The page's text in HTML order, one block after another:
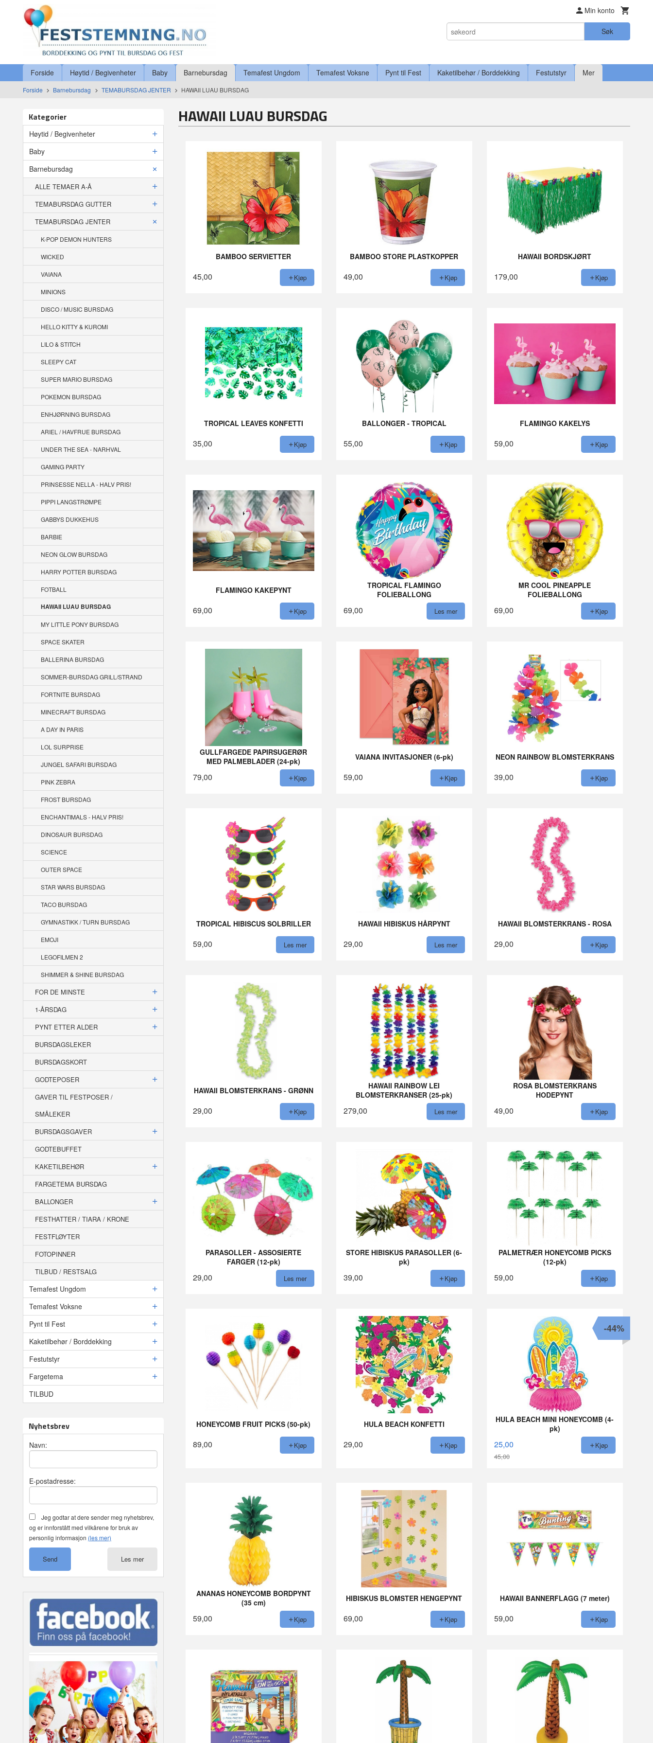
innholdet
Min konto
Søk
Produkter
Forside Høytid / Begivenheter Baby Barnebursdag Temafest Ungdom Temafest Voksne Pynt til Fest Kaketilbehør / Borddekking Festutstyr Mer
Forside Barnebursdag TEMABURSDAG JENTER HAWAII LUAU BURSDAG
Kategorier
Høytid / Begivenheter
Baby
Barnebursdag
ALLE TEMAER A-Å
TEMABURSDAG GUTTER
TEMABURSDAG JENTER
K-POP DEMON HUNTERS
WICKED
VAIANA
MINIONS
DISCO / MUSIC BURSDAG
HELLO KITTY & KUROMI
LILO & STITCH
SLEEPY CAT
SUPER MARIO BURSDAG
POKEMON BURSDAG
ENHJØRNING BURSDAG
ARIEL / HAVFRUE BURSDAG
UNDER THE SEA - NARHVAL
GAMING PARTY
PRINSESSE NELLA - HALV PRIS!
PIPPI LANGSTRØMPE
GABBYS DUKKEHUS
BARBIE
NEON GLOW BURSDAG
HARRY POTTER BURSDAG
FOTBALL
HAWAII LUAU BURSDAG
MY LITTLE PONY BURSDAG
SPACE SKATER
BALLERINA BURSDAG
SOMMER-BURSDAG GRILL/STRAND
FORTNITE BURSDAG
MINECRAFT BURSDAG
A DAY IN PARIS
LOL SURPRISE
JUNGEL SAFARI BURSDAG
PINK ZEBRA
FROST BURSDAG
ENCHANTIMALS - HALV PRIS!
DINOSAUR BURSDAG
SCIENCE
OUTER SPACE
STAR WARS BURSDAG
TACO BURSDAG
GYMNASTIKK / TURN BURSDAG
EMOJI
LEGOFILMEN 2
SHIMMER & SHINE BURSDAG
FOR DE MINSTE
1-ÅRSDAG
PYNT ETTER ALDER
BURSDAGSLEKER
BURSDAGSKORT
GODTEPOSER
GAVER TIL FESTPOSER /
SMÅLEKER
BURSDAGSGAVER
GODTEBUFFET
KAKETILBEHØR
FARGETEMA BURSDAG
BALLONGER
FESTHATTER / TIARA / KRONE
FESTFLØYTER
FOTOPINNER
TILBUD / RESTSALG
Temafest Ungdom
Temafest Voksne
Pynt til Fest
Kaketilbehør / Borddekking
Festutstyr
Fargetema
TILBUD
Nyhetsbrev
Navn:
E-postadresse:
Jeg godtar at dere sender meg nyhetsbrev,
og er innforstått med vilkårene for bruk av
personlig informasjon (les mer)
Les mer
HAWAII LUAU BURSDAG
BAMBOO SERVIETTER
45,00 Kjøp
BAMBOO STORE PLASTKOPPER
49,00 Kjøp
HAWAII BORDSKJØRT
179,00 Kjøp
TROPICAL LEAVES KONFETTI
35,00 Kjøp
BALLONGER - TROPICAL
55,00 Kjøp
FLAMINGO KAKELYS
59,00 Kjøp
FLAMINGO KAKEPYNT
69,00 Kjøp
TROPICAL FLAMINGO
FOLIEBALLONG
69,00 Les mer
MR COOL PINEAPPLE
FOLIEBALLONG
69,00 Kjøp
GULLFARGEDE PAPIRSUGERØR
MED PALMEBLADER (24-pk)
79,00 Kjøp
VAIANA INVITASJONER (6-pk)
59,00 Kjøp
NEON RAINBOW BLOMSTERKRANS
39,00 Kjøp
TROPICAL HIBISCUS SOLBRILLER
59,00 Les mer
HAWAII HIBISKUS HÅRPYNT
29,00 Les mer
HAWAII BLOMSTERKRANS - ROSA
29,00 Kjøp
HAWAII BLOMSTERKRANS - GRØNN
29,00 Kjøp
HAWAII RAINBOW LEI
BLOMSTERKRANSER (25-pk)
279,00 Les mer
ROSA BLOMSTERKRANS
HODEPYNT
49,00 Kjøp
PARASOLLER - ASSOSIERTE
FARGER (12-pk)
29,00 Les mer
STORE HIBISKUS PARASOLLER (6-
pk)
39,00 Kjøp
PALMETRÆR HONEYCOMB PICKS
(12-pk)
59,00 Kjøp
HONEYCOMB FRUIT PICKS (50-pk)
89,00 Kjøp
HULA BEACH KONFETTI
29,00 Kjøp
HULA BEACH MINI HONEYCOMB (4-
pk)
25,00
45,00
-44%
Kjøp
ANANAS HONEYCOMB BORDPYNT
(35 cm)
59,00 Kjøp
HIBISKUS BLOMSTER HENGEPYNT
69,00 Kjøp
HAWAII BANNERFLAGG (7 meter)
59,00 Kjøp